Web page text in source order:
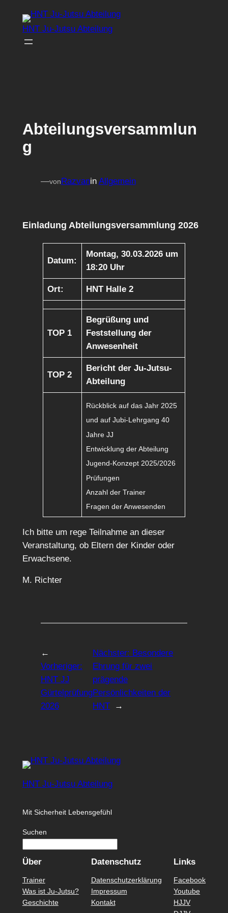
Inhalt
HNT Ju-Jutsu Abteilung
Abteilungsversammlun
g
—von Razvanin Allgemein
Einladung Abteilungsversammlung 2026
Datum:
Montag, 30.03.2026 um
18:20 Uhr
Ort: HNT Halle 2
TOP 1
Begrüßung und
Feststellung der
Anwesenheit
TOP 2
Bericht der Ju-Jutsu-
Abteilung
Rückblick auf das Jahr 2025
und auf Jubi-Lehrgang 40
Jahre JJ
Entwicklung der Abteilung
Jugend-Konzept 2025/2026
Prüfungen
Anzahl der Trainer
Fragen der Anwesenden
Ich bitte um rege Teilnahme an dieser
Veranstaltung, ob Eltern der Kinder oder
Erwachsene.
M. Richter
←
Vorheriger:
HNT JJ
Gürtelprüfung
2026
Nächster: Besondere
Ehrung für zwei
prägende
Persönlichkeiten der
HNT
→
HNT Ju-Jutsu Abteilung
Mit Sicherheit Lebensgefühl
Suchen
Über
Trainer
Was ist Ju-Jutsu?
Geschichte
Datenschutz
Datenschutzerklärung
Impressum
Kontakt
Links
Facebook
Youtube
HJJV